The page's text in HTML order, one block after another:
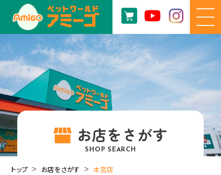
お店をさがす
SHOP SEARCH
トップ お店をさがす 本宮店